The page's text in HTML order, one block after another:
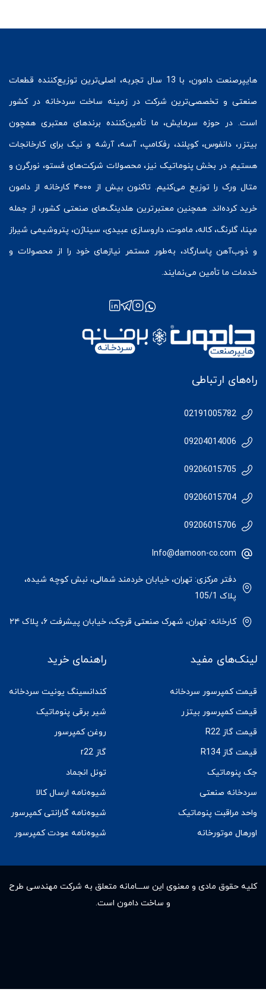
هایپرصنعت
دامون، با 13 سال تجربه، اصلی‌ترین توزیع‌کننده قطعات
صنعتی و تخصصی‌ترین شرکت در زمینه ساخت سردخانه در کشور
است. در حوزه سرمایش، ما تأمین‌کننده برندهای معتبری همچون
بیتزر، دانفوس،کوپلند، رفکامپ، آسه، آرشه و نیک برای کارخانجات
هستیم. در بخش پنوماتیک نیز، محصولات شرکت‌های فستو، نورگرن و
متال ورک
را توزیع می‌کنیم. تاکنون بیش از ۴۰۰۰ کارخانه از دامون
خرید کرده‌اند. همچنین معتبرترین هلدینگ‌های صنعتی کشور، از جمله
مپنا، گلرنگ، کاله، ماموت، داروسازی عبیدی، سیناژن، پتروشیمی شیراز
و ذوب‌آهن پاسارگاد، به‌طور مستمر نیازهای خود را از محصولات و
خدمات ما تأمین می‌نمایند.
راه‌های ارتباطی
02191005782
09204014006
09206015705
09206015704
09206015706
Info@damoon-co.com
دفتر مرکزی: تهران، خیابان خردمند شمالی، نبش کوچه شیده،
پلاک 105/1
کارخانه: تهران، شهرک صنعتی قرچک، خیابان پیشرفت ۶، پلاک ۲۴
لینک‌های مفید
قیمت کمپرسور سردخانه
قیمت کمپرسور بیتزر
قیمت گاز R22
قیمت گاز R134
جک پنوماتیک
سردخانه صنعتی
واحد مراقبت پنوماتیک
اورهال موتورخانه
راهنمای خرید
کندانسینگ یونیت سردخانه
شیر برقی پنوماتیک
روغن کمپرسور
گاز r22
تونل انجماد
شیوه‌نامه ارسال کالا
شیوه‌نامه گارانتی کمپرسور
شیوه‌نامه عودت کمپرسور
کلیه حقوق مادى و معنوى این ســـامانه متعلق به شرکت مهندسی طرح
و ساخت دامون است.